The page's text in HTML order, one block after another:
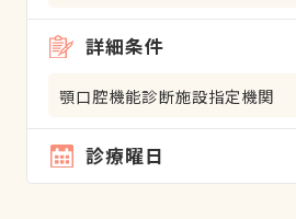
詳細条件
顎口腔機能診断施設指定機関
診療曜日